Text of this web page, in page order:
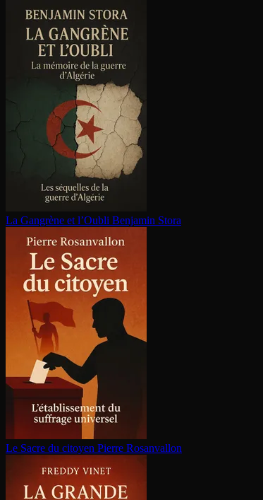
La Gangrène et l’Oubli Benjamin Stora
Le Sacre du citoyen Pierre Rosanvallon